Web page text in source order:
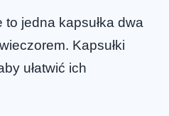
jedna kapsułka dwa
Kapsułki
ułatwić ich